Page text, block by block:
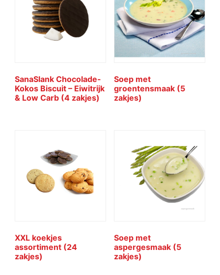
SanaSlank Chocolade-
Kokos Biscuit – Eiwitrijk
& Low Carb (4 zakjes)
Soep met
groentensmaak (5
zakjes)
XXL koekjes
assortiment (24
zakjes)
Soep met
aspergesmaak (5
zakjes)